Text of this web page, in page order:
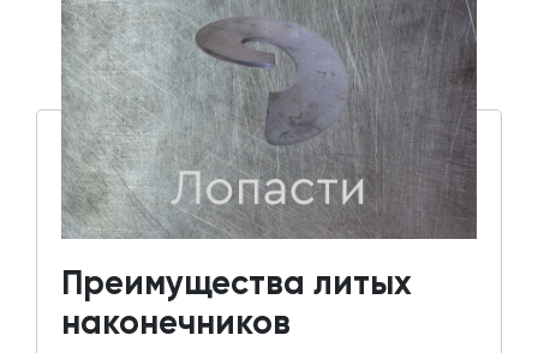
Преимущества литых
наконечников